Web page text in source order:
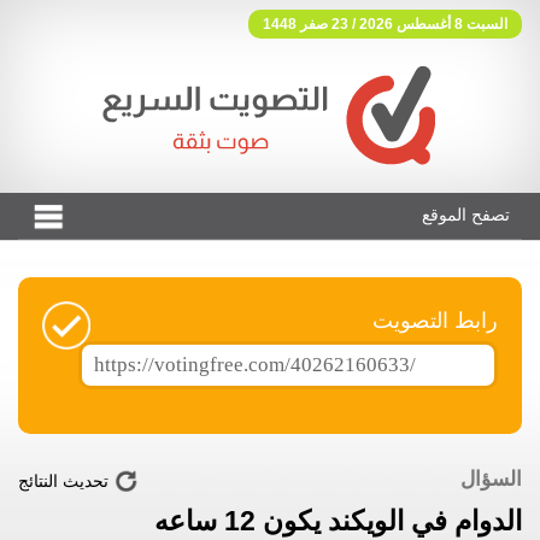
السبت 8 أغسطس 2026 / 23 صفر 1448
فوتنج فري موقع تصويت مجاني
تصفح الموقع
رابط التصويت
السؤال
الدوام في الويكند يكون 12 ساعه
تحديث النتائج